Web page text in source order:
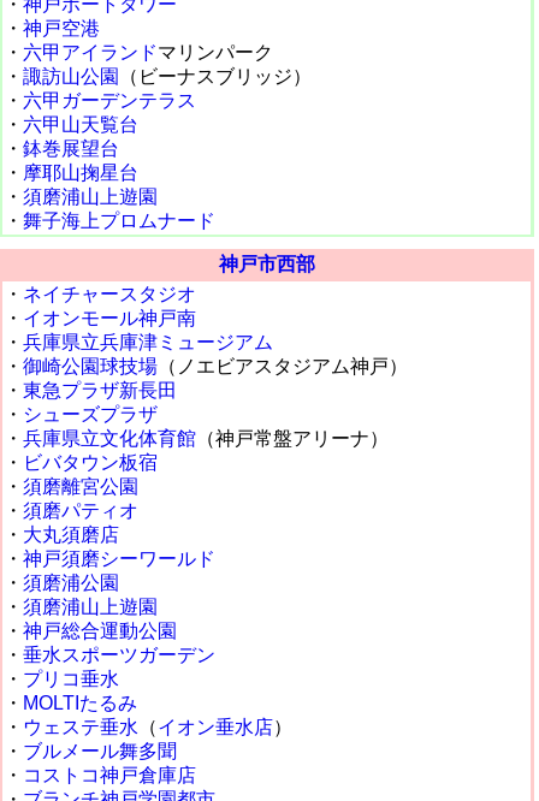
・ 神戸ポートタワー
・ 神戸空港
・ 六甲アイランドマリンパーク
・ 諏訪山公園
（ビーナスブリッジ）
・ 六甲ガーデンテラス
・ 六甲山天覧台
・ 鉢巻展望台
・ 摩耶山掬星台
・ 須磨浦山上遊園
・ 舞子海上プロムナード
神戸市西部
・ ネイチャースタジオ
・ イオンモール神戸南
・ 兵庫県立兵庫津ミュージアム
・ 御崎公園球技場 （ノエビアスタジアム神戸）
・ 東急プラザ新長田
・ シューズプラザ
・ 兵庫県立文化体育館 （神戸常盤アリーナ）
・ ビバタウン板宿
・ 須磨離宮公園
・ 須磨パティオ
・ 大丸須磨店
・ 神戸須磨シーワールド
・ 須磨浦公園
・ 須磨浦山上遊園
・ 神戸総合運動公園
・ 垂水スポーツガーデン
・ プリコ垂水
・ MOLTIたるみ
・ ウェステ垂水 （イオン垂水店）
・ ブルメール舞多聞
・ コストコ神戸倉庫店